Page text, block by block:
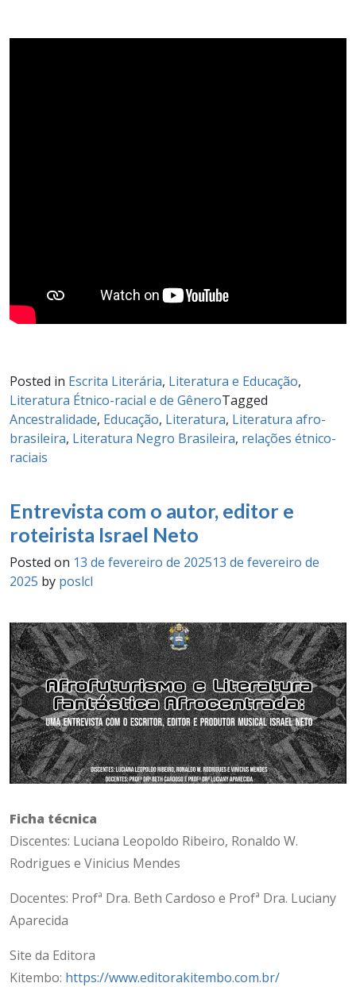
Posted in Escrita Literária, Literatura e Educação,
Literatura Étnico-racial e de GêneroTagged
Ancestralidade, Educação, Literatura, Literatura afro-
brasileira, Literatura Negro Brasileira, relações étnico-
raciais
Entrevista com o autor, editor e
roteirista Israel Neto
Posted on 13 de fevereiro de 202513 de fevereiro de
2025 by poslcl
Ficha técnica
Discentes: Luciana Leopoldo Ribeiro, Ronaldo W.
Rodrigues e Vinicius Mendes
Docentes: Profª Dra. Beth Cardoso e Profª Dra. Luciany
Aparecida
Site da Editora
Kitembo: https://www.editorakitembo.com.br/